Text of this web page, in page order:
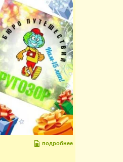
подробнее